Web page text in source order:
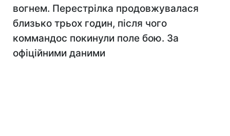
вогнем. Перестрілка продовжувалася
близько трьох годин, після чого
коммандос покинули поле бою. За
офіційними даними